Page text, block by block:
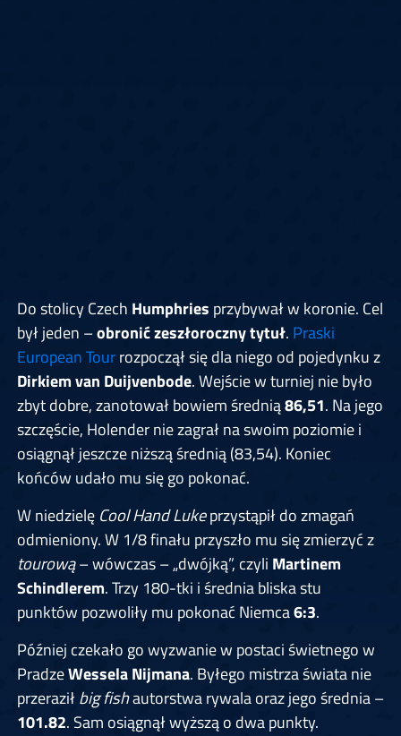
Do stolicy Czech Humphries przybywał w koronie. Cel
był jeden –obronić zeszłoroczny tytuł. Praski
European Tourrozpoczął się dla niego od pojedynku z
Dirkiem van Duijvenbode. Wejście w turniej nie było
zbyt dobre, zanotował bowiem średnią86,51. Na jego
szczęście, Holender nie zagrał na swoim poziomie i
osiągnął jeszcze niższą średnią (83,54). Koniec
końców udało mu się go pokonać.
W niedzielę Cool Hand Lukeprzystąpił do zmagań
odmieniony. W 1/8 finału przyszło mu się zmierzyć z
tourową– wówczas – „dwójką”, czyli Martinem
Schindlerem. Trzy 180-tki i średnia bliska stu
punktów pozwoliły mu pokonać Niemca6:3.
Później czekało go wyzwanie w postaci świetnego w
PradzeWessela Nijmana. Byłego mistrza świata nie
przeraziłbig fishautorstwa rywala oraz jego średnia –
101.82. Sam osiągnął wyższą o dwa punkty.